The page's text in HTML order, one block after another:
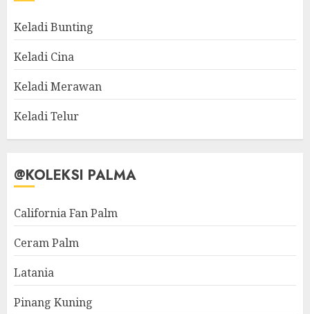
Keladi Bunting
Keladi Cina
Keladi Merawan
Keladi Telur
@KOLEKSI PALMA
California Fan Palm
Ceram Palm
Latania
Pinang Kuning